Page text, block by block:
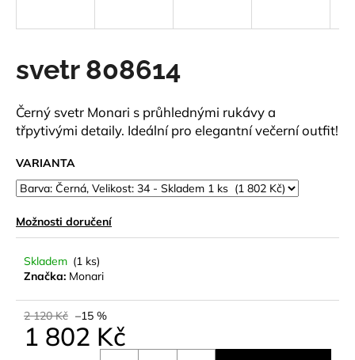
svetr 808614
Černý svetr Monari s průhlednými rukávy a
třpytivými detaily. Ideální pro elegantní večerní outfit!
VARIANTA
Možnosti doručení
Skladem (1 ks)
Značka: Monari
2 120 Kč –15 %
1 802 Kč
í
t
?
HLEDAT
D
o
o